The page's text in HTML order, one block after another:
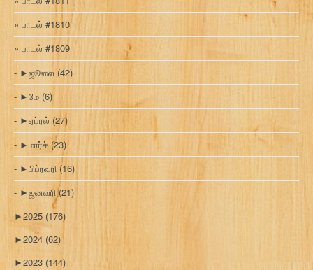
பாடல் #1810
பாடல் #1809
►ஜூலை (42)
►மே (6)
►ஏப்ரல் (27)
►மார்ச் (23)
►பிப்ரவரி (16)
►ஜனவரி(21)
►2025 (176)
►2024 (62)
►2023 (144)